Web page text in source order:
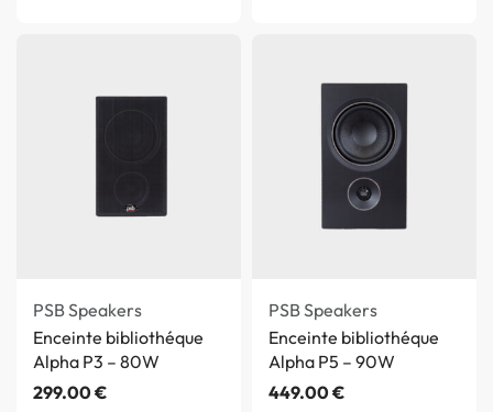
PSB Speakers
Enceinte bibliothéque
Alpha P3 – 80W
299.00€
PSB Speakers
Enceinte bibliothéque
Alpha P5 – 90W
449.00€